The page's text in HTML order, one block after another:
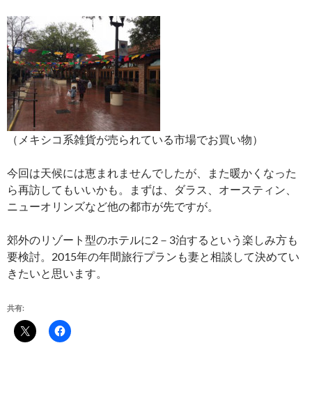
（メキシコ系雑貨が売られている市場でお買い物）
今回は天候には恵まれませんでしたが、また暖かくなった
ら再訪してもいいかも。まずは、ダラス、オースティン、
ニューオリンズなど他の都市が先ですが。
郊外のリゾート型のホテルに2－3泊するという楽しみ方も
要検討。 2015年の年間旅行プランも妻と相談して決めてい
きたいと思います。
共有: